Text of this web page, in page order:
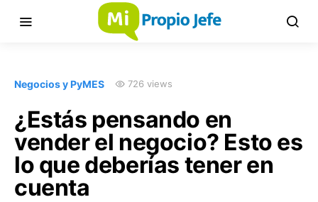
Negocios y PyMES 726 views
¿Estás pensando en
vender el negocio? Esto es
lo que deberías tener en
cuenta